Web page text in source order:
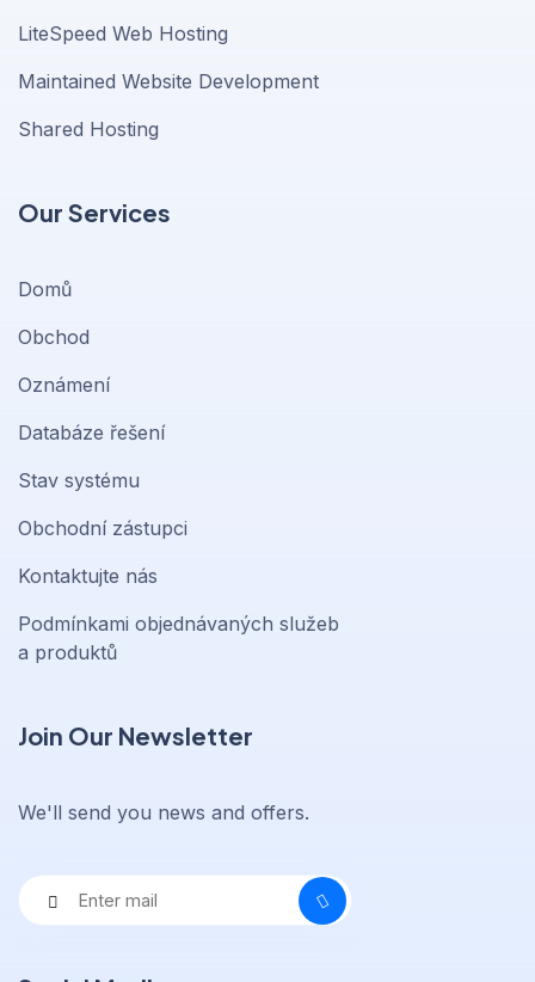
LiteSpeed Web Hosting
Maintained Website Development
Shared Hosting
Our Services
Domů
Obchod
Oznámení
Databáze řešení
Stav systému
Obchodní zástupci
Kontaktujte nás
Podmínkami objednávaných služeb
a produktů
Join Our Newsletter
We'll send you news and offers.